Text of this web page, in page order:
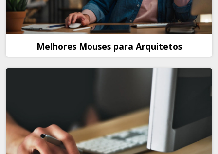
Melhores Mouses para Arquitetos